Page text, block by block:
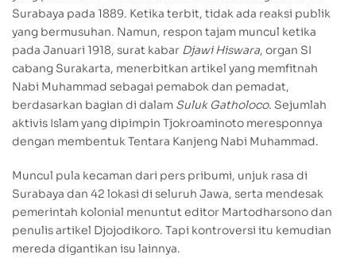
Surabaya pada 1889. Ketika terbit, tidak ada reaksi publik
yang bermusuhan. Namun, respon tajam muncul ketika
pada Januari 1918, surat kabar Djawi Hiswara, organ SI
cabang Surakarta, menerbitkan artikel yang memfitnah
Nabi Muhammad sebagai pemabok dan pemadat,
berdasarkan bagian di dalam Suluk Gatholoco. Sejumlah
aktivis Islam yang dipimpin Tjokroaminoto meresponnya
dengan membentuk Tentara Kanjeng Nabi Muhammad.
Muncul pula kecaman dari pers pribumi, unjuk rasa di
Surabaya dan 42 lokasi di seluruh Jawa, serta mendesak
pemerintah kolonial menuntut editor Martodharsono dan
penulis artikel Djojodikoro. Tapi kontroversi itu kemudian
mereda digantikan isu lainnya.